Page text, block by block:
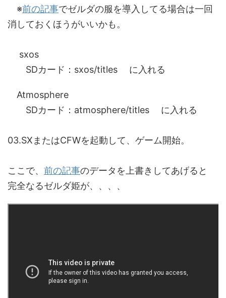
※前の記事でゼルダの服を導入してる場合は一回
消しておくほうがいいかも。
sxos
SDカード：sxos/titles に入れる
Atmosphere
SDカード：atmosphere/titles に入れる
03.SXまたはCFWを起動して、ゲーム開始。
ここで、 前の記事のデータを上書きしてあげると
完全なるゼルダ姫が、、、、